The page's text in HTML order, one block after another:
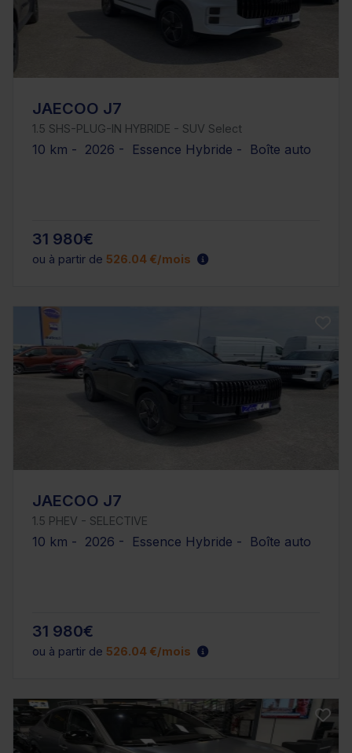
JAECOO J7
1.5 SHS-PLUG-IN HYBRIDE - SUV Select
10 km - 2026 - Essence Hybride - Boîte auto
31 980€
ou à partir de 526.04 €/mois
JAECOO J7
1.5 PHEV - SELECTIVE
10 km - 2026 - Essence Hybride - Boîte auto
31 980€
ou à partir de 526.04 €/mois